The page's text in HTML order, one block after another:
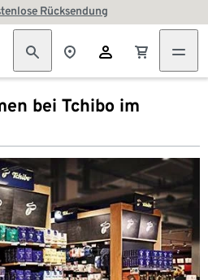
Rücksendung
bei Tchibo im